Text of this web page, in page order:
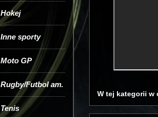
Hokej
Inne sporty
Moto GP
Rugby/Futbol am.
Tenis
W tej kategorii w